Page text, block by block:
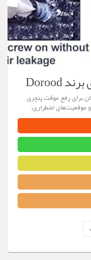
برای رفع موقت پنچری
موقعیت‌های اضطراری.